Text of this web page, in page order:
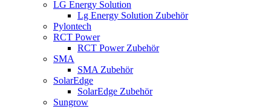
LG Energy Solution
Lg Energy Solution Zubehör
Pylontech
RCT Power
RCT Power Zubehör
SMA
SMA Zubehör
SolarEdge
SolarEdge Zubehör
Sungrow